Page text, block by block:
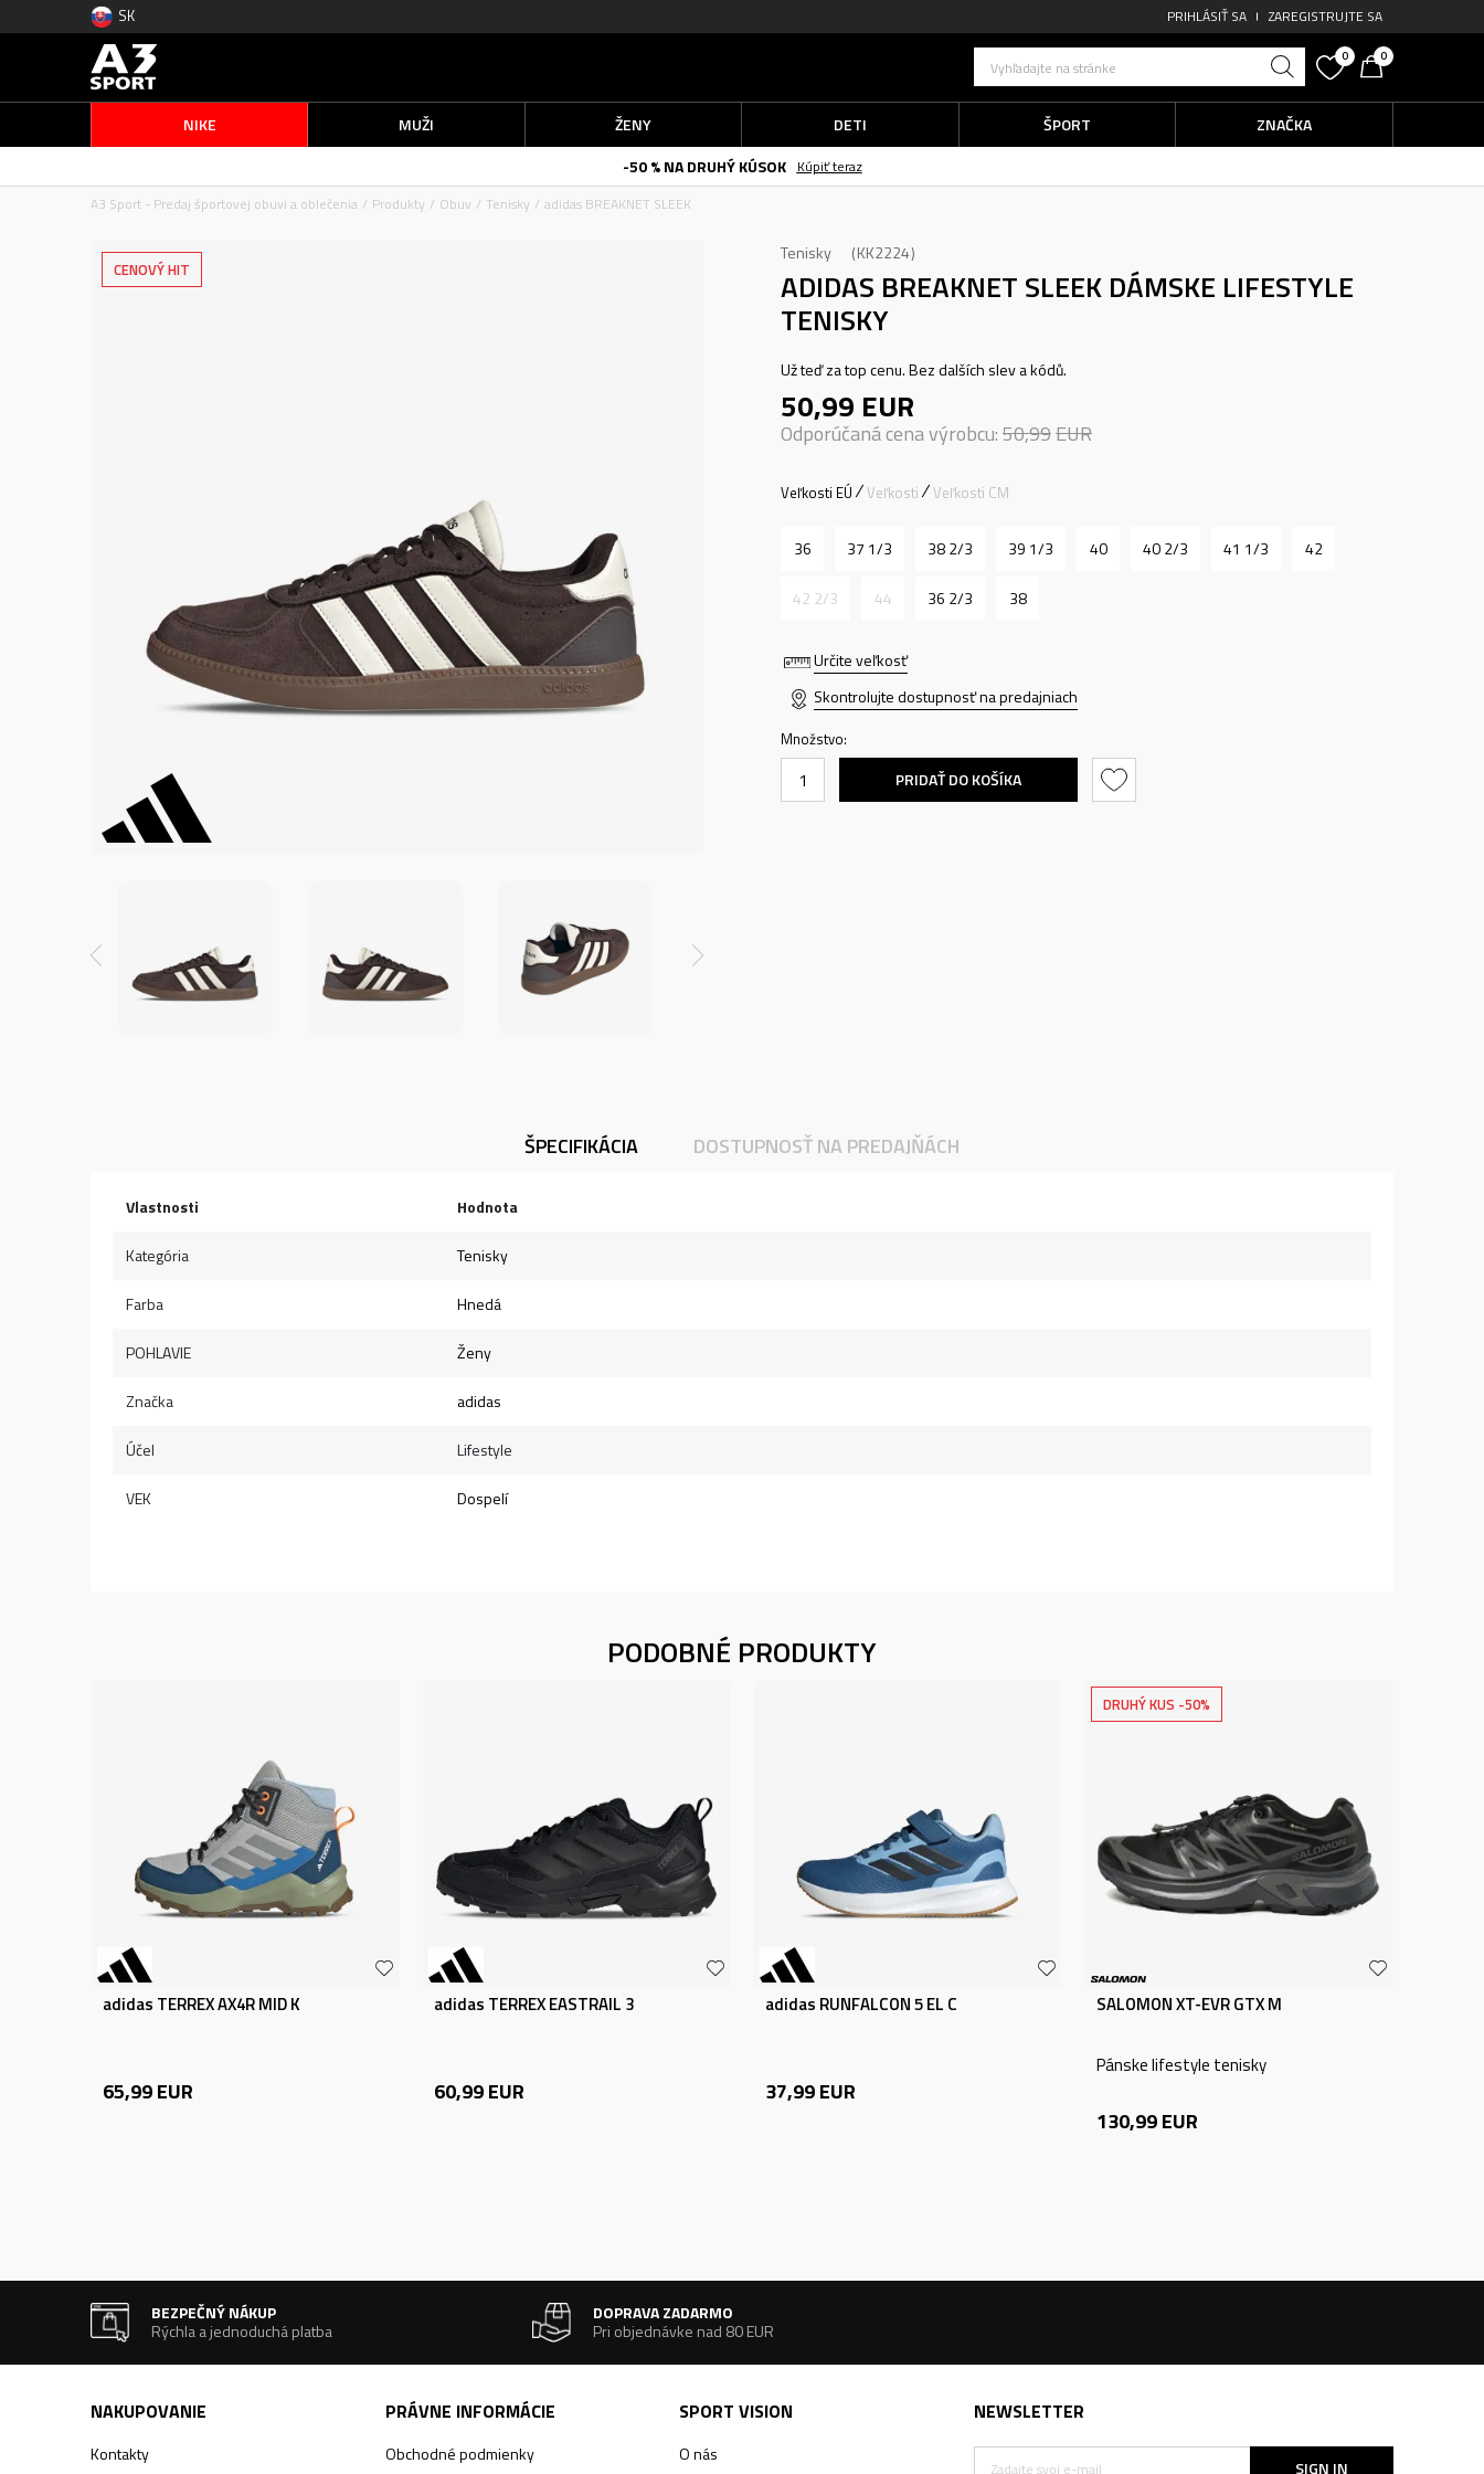
SK PRIHLÁSIŤ SA ZAREGISTRUJTE SA
Vyhľadajte na stránke
0 0
NIKE MUŽI ŽENY DETI ŠPORT
ZNAČKA
-50 % NA DRUHÝ KÚSOK
Kúpiť teraz
A3 Sport - Predaj športovej obuvi a oblečenia
Produkty Obuv Tenisky adidas BREAKNET SLEEK
CENOVÝ HIT
Tenisky KK2224
ADIDAS BREAKNET SLEEK DÁMSKE LIFESTYLE
TENISKY
Už teď za top cenu. Bez dalších slev a kódů.
50,99 EUR
Odporúčaná cena výrobcu:50,99EUR
Určite veľkosť
Veľkosti EÚ Veľkosti Veľkosti CM
36 37 1/3 38 2/3 39 1/3 40 40 2/3 41 1/3 42
42 2/3 44 36 2/3 38
Skontrolujte dostupnosť na predajniach
Množstvo:
PRIDAŤ DO KOŠÍKA
ŠPECIFIKÁCIA DOSTUPNOSŤ NA PREDAJŇÁCH
Vlastnosti Hodnota
Kategória Tenisky
Farba Hnedá
POHLAVIE Ženy
Značka adidas
Účel Lifestyle
VEK Dospelí
PODOBNÉ PRODUKTY
adidas TERREX AX4R MID K
65,99EUR
adidas TERREX EASTRAIL 3
60,99EUR
adidas RUNFALCON 5 EL C
37,99EUR
DRUHÝ KUS -50%
SALOMON XT-EVR GTX M
Pánske lifestyle tenisky
130,99EUR
BEZPEČNÝ NÁKUP
Rýchla a jednoduchá platba
DOPRAVA ZADARMO
Pri objednávke nad 80 EUR
NAKUPOVANIE
Kontakty
PRÁVNE INFORMÁCIE
Obchodné podmienky
SPORT VISION
O nás
NEWSLETTER
SIGN IN